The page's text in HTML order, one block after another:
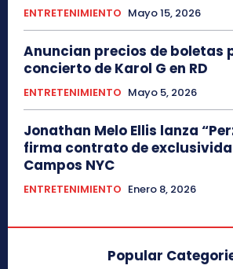
ENTRETENIMIENTO Mayo 15, 2026
Anuncian precios de boletas
concierto de Karol G en RD
ENTRETENIMIENTO Mayo 5, 2026
Jonathan Melo Ellis lanza
firma contrato de
Campos NYC
ENTRETENIMIENTO Enero 8, 2026
Popular